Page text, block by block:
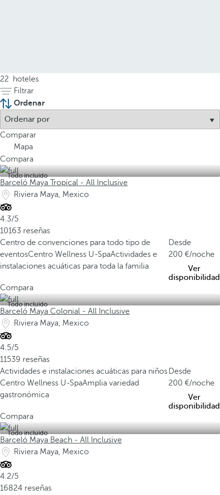
22
hoteles
Filtrar
Ordenar
Comparar
Mapa
Compara
Todo incluido
Barceló Maya Tropical - All Inclusive
Riviera Maya, Mexico
4.3/5
10163 reseñas
Centro de convenciones para todo tipo de
eventosCentro Wellness U-SpaActividades e
instalaciones acuáticas para toda la familia
Desde
200
/noche
Ver
disponibilidad
Compara
Todo incluido
Barceló Maya Colonial - All Inclusive
Riviera Maya, Mexico
4.5/5
11539 reseñas
Actividades e instalaciones acuáticas para niños
Centro Wellness U-SpaAmplia variedad
gastronómica
Desde
200
/noche
Ver
disponibilidad
Compara
Todo incluido
Barceló Maya Beach - All Inclusive
Riviera Maya, Mexico
4.2/5
16824 reseñas